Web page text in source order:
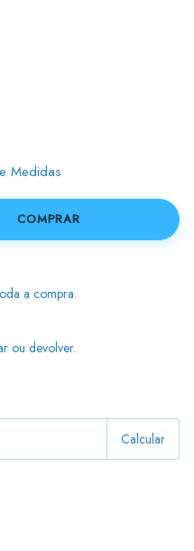
Medidas
a compra.
ou devolver.
Calcular